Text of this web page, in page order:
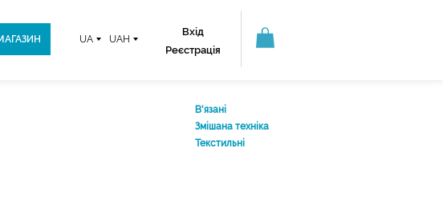
Вхід
Реєстрація
UAH
UA
В'язані
Змішана техніка
Текстильні